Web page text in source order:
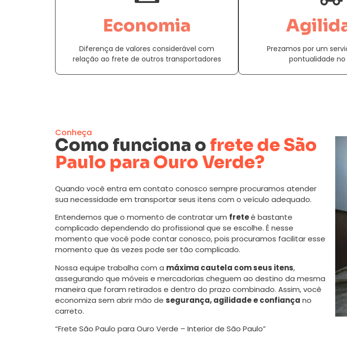
Economia
Diferença de valores considerável com
relação ao frete de outros transportadores
Prezamos por um
pontualidade no
Conheça
Como funciona o frete de São
Paulo para Ouro Verde?
Quando você entra em contato conosco sempre procuramos atender
sua necessidade em transportar seus itens com o veículo adequado.
Entendemos que o momento de contratar um freteé bastante
complicado dependendo do profissional que se escolhe. É nesse
momento que você pode contar conosco, pois procuramos facilitar esse
momento que às vezes pode ser tão complicado.
Nossa equipe trabalha com a máxima cautela com seus itens,
assegurando que móveis e mercadorias cheguem ao destino da mesma
maneira que foram retirados e dentro do prazo combinado. Assim, você
economiza sem abrir mão de segurança, agilidade e confiança no
carreto.
“Frete São Paulo para Ouro Verde – Interior de São Paulo”